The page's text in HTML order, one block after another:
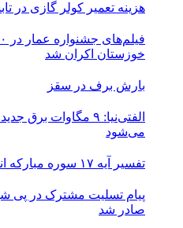
هزینه تعمیر کولر گازی در
خوزستان اکران شد
بارش برف در سقز
الفتی‌نیا: ۹ مگاوات
می‌شود
تفسیر آیه ۱۷ سوره مبارکه انفال به زبان «آذری»
پیام تسلیت مشترک در پی
صادر شد